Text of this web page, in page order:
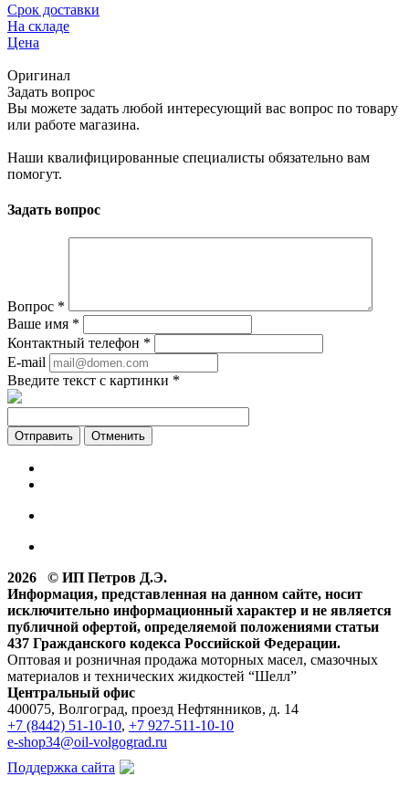
Срок доставки
На складе
Цена
Оригинал
Задать вопрос
Вы можете задать любой интересующий вас вопрос по товару
или работе магазина.
Наши квалифицированные специалисты обязательно вам
помогут.
Задать вопрос
Вопрос *
Ваше имя *
Контактный телефон *
E-mail
Введите текст с картинки *
Отменить
2026 © ИП Петров Д.Э.
Информация, представленная на данном сайте, носит
исключительно информационный характер и не является
публичной офертой, определяемой положениями статьи
437 Гражданского кодекса Российской Федерации.
Оптовая и розничная продажа моторных масел, смазочных
материалов и технических жидкостей “Шелл”
Центральный офис
400075, Волгоград, проезд Нефтянников, д. 14
+7 (8442) 51-10-10, +7 927-511-10-10
e-shop34@oil-volgograd.ru
Поддержка сайта